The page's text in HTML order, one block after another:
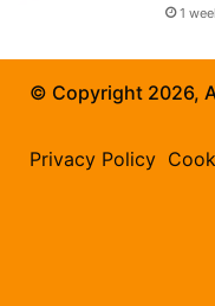
1
© Copyright 2026,
Privacy Policy